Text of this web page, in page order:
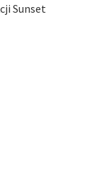
Sunset